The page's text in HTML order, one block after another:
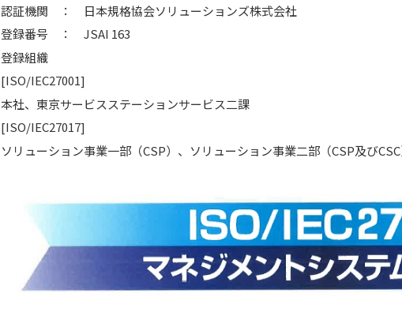
認証機関 ： 日本規格協会ソリューションズ株式会社
登録番号 ： JSAI 163
登録組織
[ISO/IEC27001]
本社、東京サービスステーションサービス二課
[ISO/IEC27017]
ソリューション事業一部（CSP）、ソリューション事業二部（CSP及び